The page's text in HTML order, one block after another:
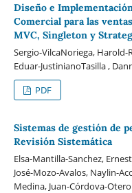
Diseño e
Comercial para las
MVC, Singleton y
Sergio-VilcaNoriega, Harold-
Eduar-JustinianoTasilla ,
PDF
Sistemas de gestión de
Revisión Sistemática
Elsa-Mantilla-Sanchez,
José-Mozo-Avalos, Naylin-
Medina, Juan-Córdova-Otero